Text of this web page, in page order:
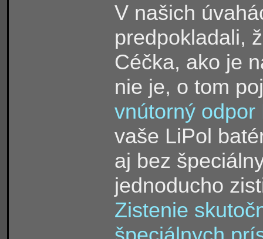
V našich
predpokladali,
Céčka, ako je
nie je, o tom
vnútorný odpor
vaše LiPol
aj bez
jednoducho
Zistenie